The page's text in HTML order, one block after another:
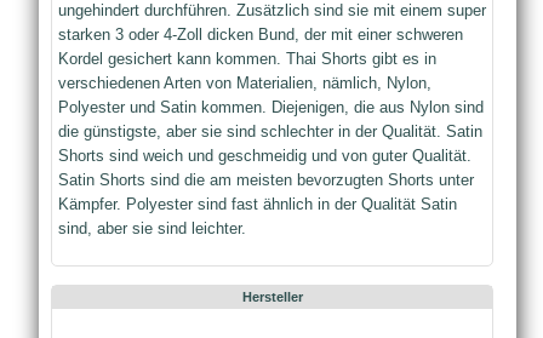
ungehindert durchführen. Zusätzlich sind sie mit einem super
starken 3 oder 4-Zoll dicken Bund, der mit einer schweren
Kordel gesichert kann kommen. Thai Shorts gibt es in
verschiedenen Arten von Materialien, nämlich, Nylon,
Polyester und Satin kommen. Diejenigen, die aus Nylon sind
die günstigste, aber sie sind schlechter in der Qualität. Satin
Shorts sind weich und geschmeidig und von guter Qualität.
Satin Shorts sind die am meisten bevorzugten Shorts unter
Kämpfer. Polyester sind fast ähnlich in der Qualität Satin
sind, aber sie sind leichter.
Hersteller